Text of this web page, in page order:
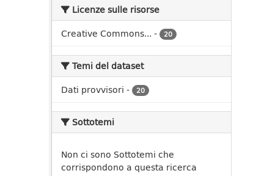
Licenze sulle risorse
Creative Commons... - 20
Temi del dataset
Dati provvisori - 20
Sottotemi
Non ci sono Sottotemi che
corrispondono a questa ricerca